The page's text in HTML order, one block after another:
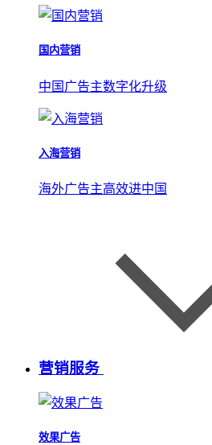
国内营销
中国广告主数字化升级
入海营销
海外广告主高效进中国
营销服务
效果广告